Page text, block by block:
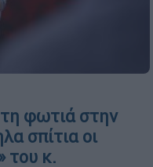
φωτιά στην
σπίτια οι
του κ.